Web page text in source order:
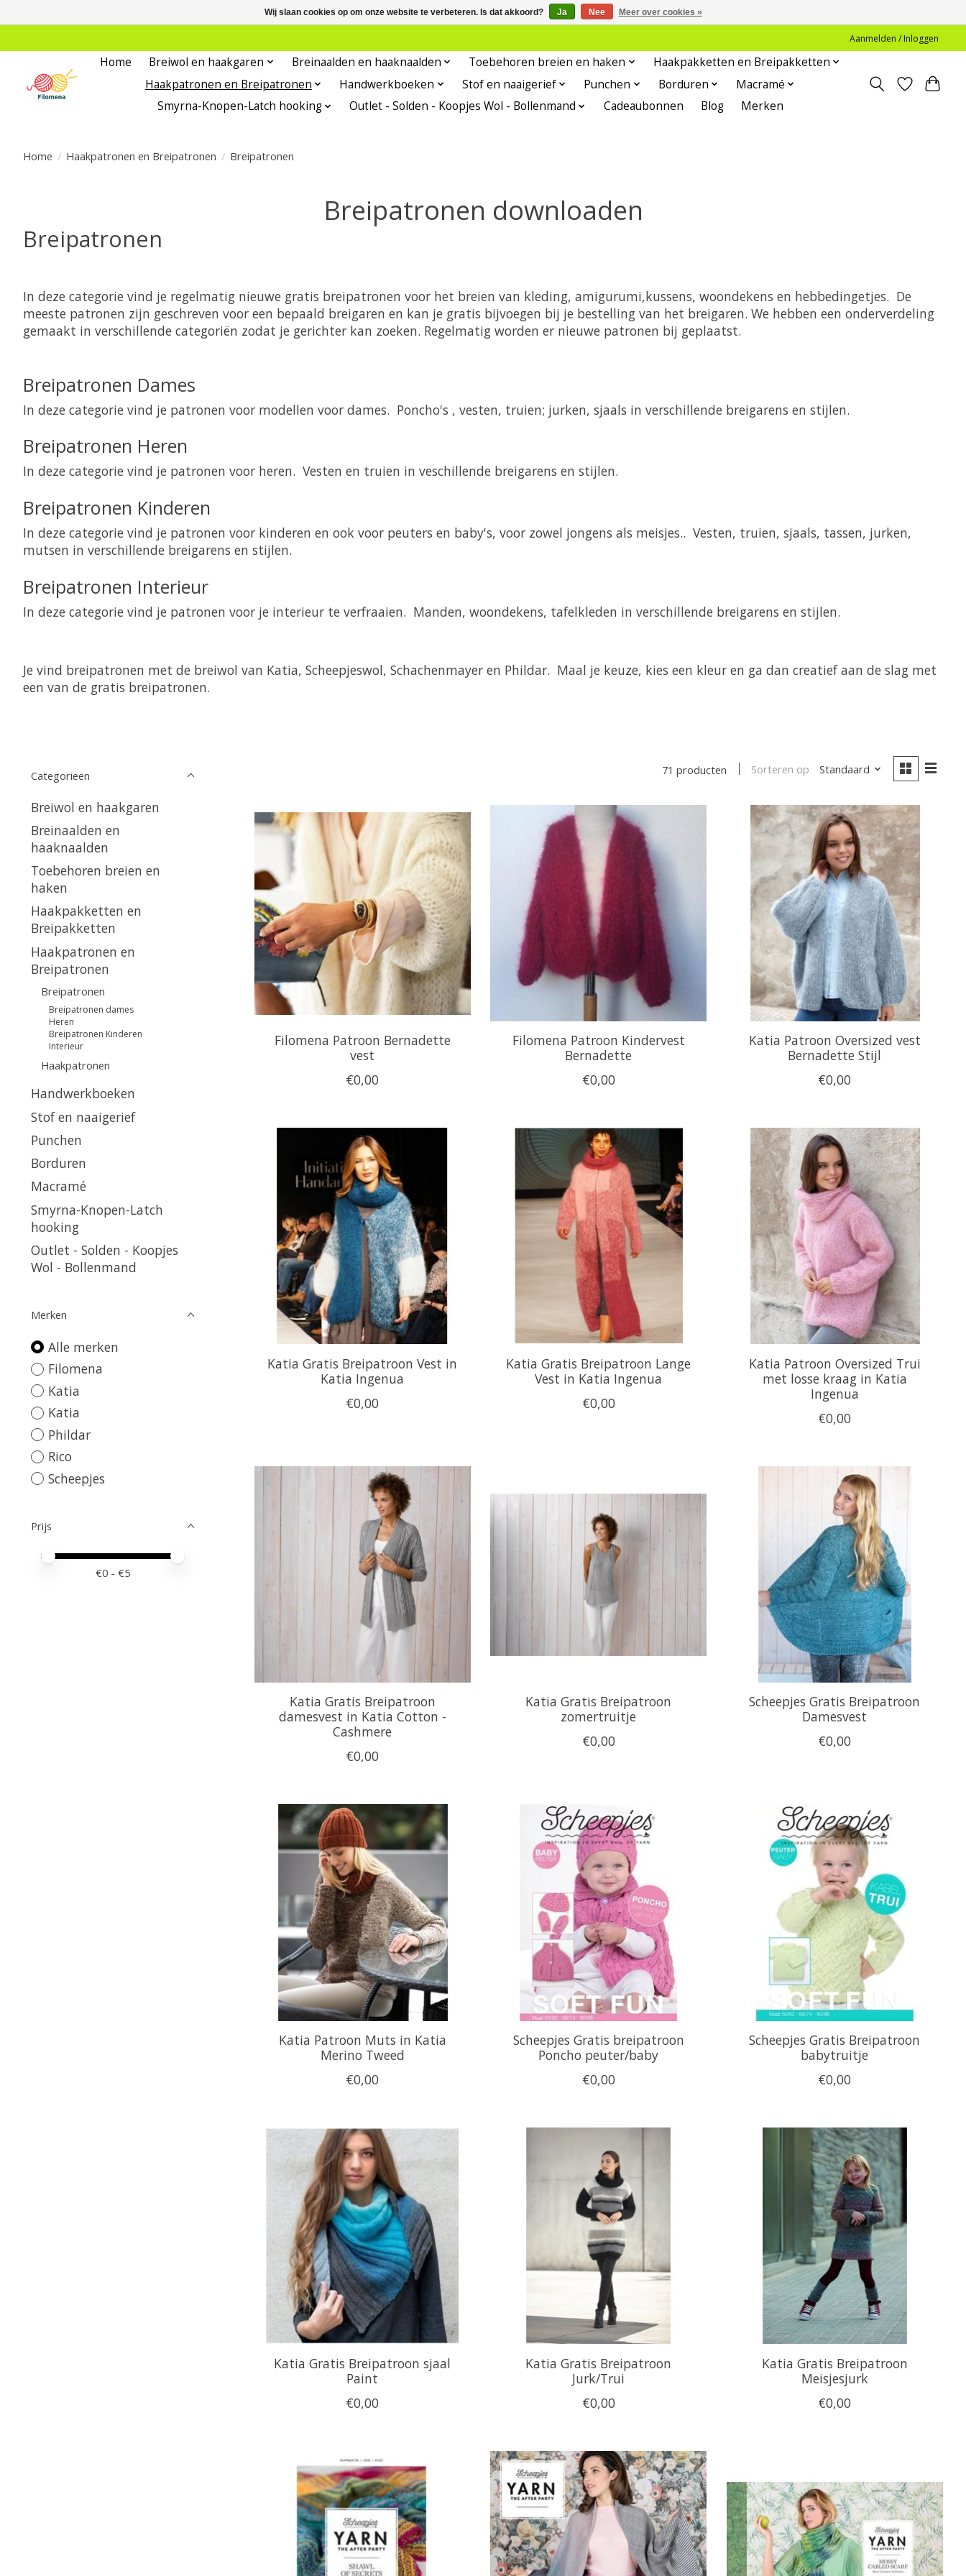
Aanmelden / Inloggen
Home Breiwol en haakgaren Breinaalden en haaknaalden Toebehoren breien en haken
Haakpakketten en Breipakketten
Haakpatronen en Breipatronen
Handwerkboeken Stof en naaigerief Punchen Borduren
Macramé
Smyrna-Knopen-Latch hooking
Outlet - Solden - Koopjes Wol - Bollenmand Cadeaubonnen Blog Merken
Home / Haakpatronen en Breipatronen / Breipatronen
Breipatronen downloaden
Breipatronen
In deze categorie vind je regelmatig nieuwe gratis breipatronen voor het breien van kleding, amigurumi,kussens, woondekens en hebbedingetjes. De
meeste patronen zijn geschreven voor een bepaald breigaren en kan je gratis bijvoegen bij je bestelling van het breigaren. We hebben een onderverdeling
gemaakt in verschillende categoriën zodat je gerichter kan zoeken. Regelmatig worden er nieuwe patronen bij geplaatst.
Breipatronen Dames
In deze categorie vind je patronen voor modellen voor dames. Poncho's , vesten, truien; jurken, sjaals in verschillende breigarens en stijlen.
Breipatronen Heren
In deze categorie vind je patronen voor heren. Vesten en truien in veschillende breigarens en stijlen.
Breipatronen Kinderen
In deze categorie vind je patronen voor kinderen en ook voor peuters en baby's, voor zowel jongens als meisjes.. Vesten, truien, sjaals, tassen, jurken,
mutsen in verschillende breigarens en stijlen.
Breipatronen Interieur
In deze categorie vind je patronen voor je interieur te verfraaien. Manden, woondekens, tafelkleden in verschillende breigarens en stijlen.
Je vind breipatronen met de breiwol van Katia, Scheepjeswol, Schachenmayer en Phildar. Maal je keuze, kies een kleur en ga dan creatief aan de slag met
een van de gratis breipatronen.
Categorieën
Breiwol en haakgaren
Breinaalden en
haaknaalden
Toebehoren breien en
haken
Haakpakketten en
Breipakketten
Haakpatronen en
Breipatronen
Breipatronen
Breipatronen dames
Heren
Breipatronen Kinderen
Interieur
Haakpatronen
Handwerkboeken
Stof en naaigerief
Punchen
Borduren
Macramé
Smyrna-Knopen-Latch
hooking
Outlet - Solden - Koopjes
Wol - Bollenmand
Merken
Alle merken
Filomena
Katia
Katia
Phildar
Rico
Scheepjes
Prijs
Minimale prijswaarde
Price maximum value
€0 - €5
71 producten Sorteren op Standaard
Filomena Patroon Bernadette
vest
€0,00
Filomena Patroon Kindervest
Bernadette
€0,00
Katia Patroon Oversized vest
Bernadette Stijl
€0,00
Katia Gratis Breipatroon Vest in
Katia Ingenua
€0,00
Katia Gratis Breipatroon Lange
Vest in Katia Ingenua
€0,00
Katia Patroon Oversized Trui
met losse kraag in Katia
Ingenua
€0,00
Katia Gratis Breipatroon
damesvest in Katia Cotton -
Cashmere
€0,00
Katia Gratis Breipatroon
zomertruitje
€0,00
Scheepjes Gratis Breipatroon
Damesvest
€0,00
Katia Patroon Muts in Katia
Merino Tweed
€0,00
Scheepjes Gratis breipatroon
Poncho peuter/baby
€0,00
Scheepjes Gratis Breipatroon
babytruitje
€0,00
Katia Gratis Breipatroon sjaal
Paint
€0,00
Katia Gratis Breipatroon
Jurk/Trui
€0,00
Katia Gratis Breipatroon
Meisjesjurk
€0,00
Wij slaan cookies op om onze website te verbeteren. Is dat akkoord? Ja Nee Meer over cookies »